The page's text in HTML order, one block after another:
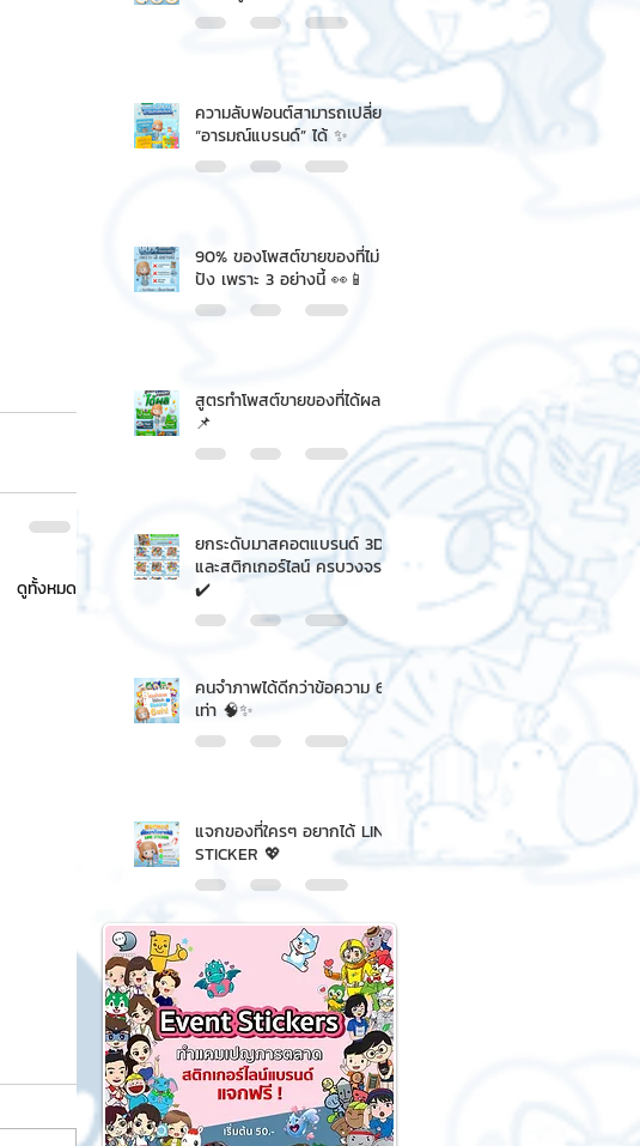
ดูทั้งหมด
ความลับฟอนต์สามารถเปลี่ยน
“อารมณ์แบรนด์” ได้ ✨
90% ของโพสต์ขายของที่ไม่
ปัง เพราะ 3 อย่างนี้ 👀📱
สูตรทำโพสต์ขายของที่ได้ผล
📌
ยกระดับมาสคอตแบรนด์ 3D
และสติกเกอร์ไลน์ ครบวงจร
✔️
คนจำภาพได้ดีกว่าข้อความ 6
เท่า 🧠✨
แจกของที่ใครๆ อยากได้ LINE
STICKER 💖